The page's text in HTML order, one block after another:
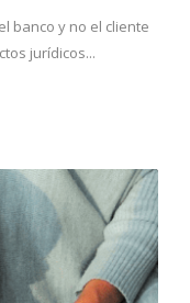
banco y no el cliente
jurídicos...